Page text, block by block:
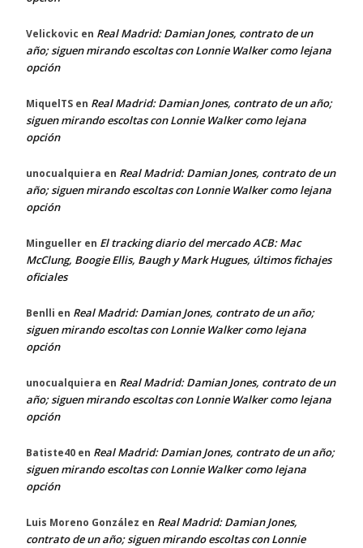
Velickovic en Real Madrid: Damian Jones, contrato de un
año; siguen mirando escoltas con Lonnie Walker como lejana
opción
MiquelTS en Real Madrid: Damian Jones, contrato de un año;
siguen mirando escoltas con Lonnie Walker como lejana
opción
unocualquiera en Real Madrid: Damian Jones, contrato de un
año; siguen mirando escoltas con Lonnie Walker como lejana
opción
Mingueller en El tracking diario del mercado ACB: Mac
McClung, Boogie Ellis, Baugh y Mark Hugues, últimos fichajes
oficiales
Benlli en Real Madrid: Damian Jones, contrato de un año;
siguen mirando escoltas con Lonnie Walker como lejana
opción
unocualquiera en Real Madrid: Damian Jones, contrato de un
año; siguen mirando escoltas con Lonnie Walker como lejana
opción
Batiste40 en Real Madrid: Damian Jones, contrato de un año;
siguen mirando escoltas con Lonnie Walker como lejana
opción
Luis Moreno González en Real Madrid: Damian Jones,
contrato de un año; siguen mirando escoltas con Lonnie